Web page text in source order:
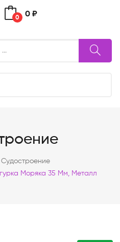
0 0 ₽
Судостроение
Моряка 35 Мм, Металл